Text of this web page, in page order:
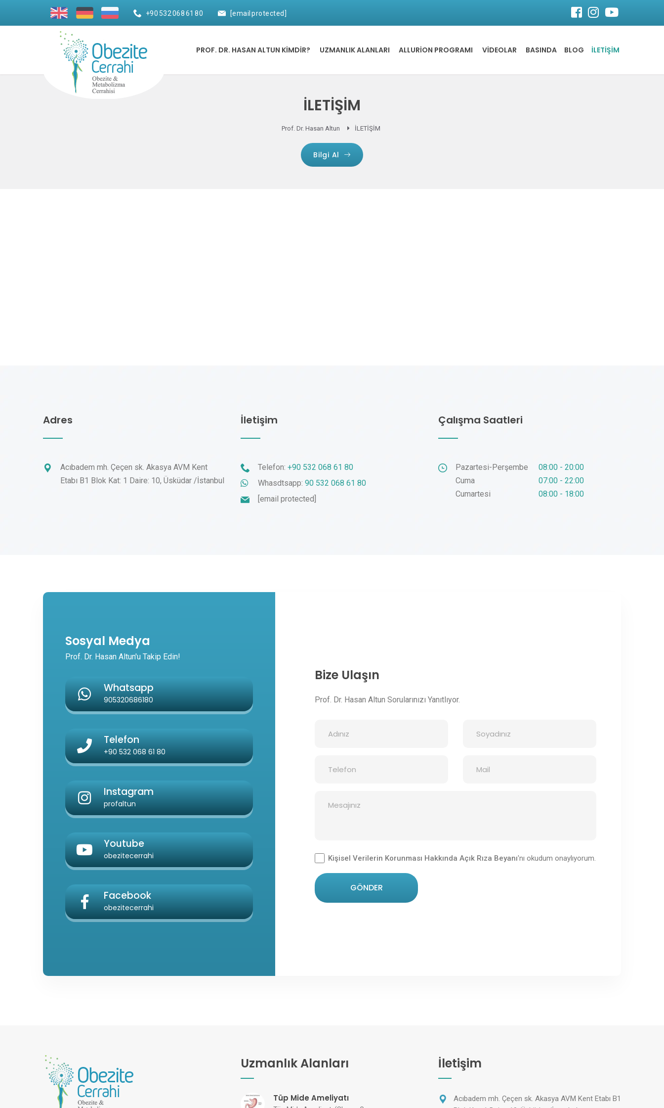
+90 532 068 61 80 [email protected]
PROF. DR. HASAN ALTUN KİMDİR? UZMANLIK ALANLARI ALLURION PROGRAMI VİDEOLAR BASINDA BLOG İLETİŞİM
İLETİŞİM
Prof. Dr. Hasan Altun İLETİŞİM
Bilgi Al
Adres
Acıbadem mh. Çeçen sk. Akasya AVM Kent
Etabı B1 Blok Kat: 1 Daire: 10, Üsküdar /İstanbul
İletişim
Telefon: +90 532 068 61 80
Whasdtsapp: 90 532 068 61 80
[email protected]
Çalışma Saatleri
Pazartesi-Perşembe
08:00 - 20:00
Cuma
07:00 - 22:00
Cumartesi
08:00 - 18:00
Sosyal Medya
Prof. Dr. Hasan Altun'u Takip Edin!
Whatsapp
905320686180
Telefon
+90 532 068 61 80
Instagram
profaltun
Youtube
obezitecerrahi
Facebook
obezitecerrahi
Bize Ulaşın
Prof. Dr. Hasan Altun Sorularınızı Yanıtlıyor.
Kişisel Verilerin Korunması Hakkında Açık Rıza Beyanı'nı okudum onaylıyorum.
GÖNDER
Uzmanlık Alanları
Tüp Mide Ameliyatı
İletişim
Acıbadem mh. Çeçen sk. Akasya AVM Kent Etabı B1